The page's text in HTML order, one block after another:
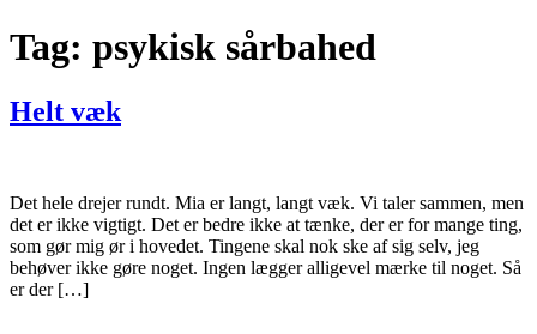
Tag: psykisk sårbahed
Helt væk
Det hele drejer rundt. Mia er langt, langt væk. Vi taler sammen, men
det er ikke vigtigt. Det er bedre ikke at tænke, der er for mange ting,
som gør mig ør i hovedet. Tingene skal nok ske af sig selv, jeg
behøver ikke gøre noget. Ingen lægger alligevel mærke til noget. Så
er der […]